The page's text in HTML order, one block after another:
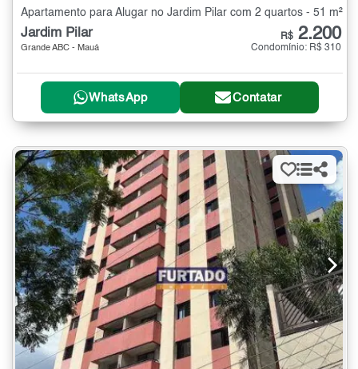
Apartamento para Alugar no Jardim Pilar com 2 quartos - 51 m²
Jardim Pilar
Grande ABC - Mauá
R$ 2.200
Condomínio: R$ 310
WhatsApp Contatar